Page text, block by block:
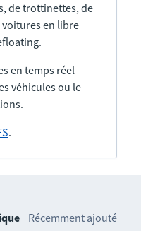
de trottinettes, de
en libre
en temps réel
véhicules ou le
.
Récemment ajouté